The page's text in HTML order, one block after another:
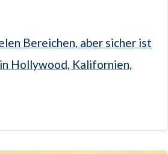
Bereichen, aber sicher ist
Hollywood, Kalifornien,